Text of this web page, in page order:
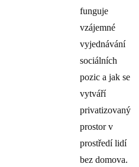
funguje
vzájemné
vyjednávání
sociálních
pozic a jak se
vytváří
privatizovaný
prostor v
prostředí lidí
bez domova.